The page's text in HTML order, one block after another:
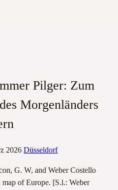
Pilger: Zum
Morgenländers
2026 Düsseldorf
G. W, and Weber Costello
map of Europe. [S.l.: Weber